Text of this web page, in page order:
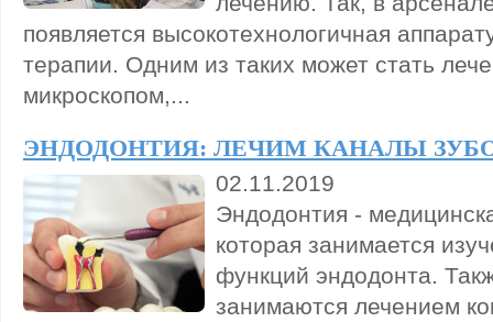
появляется высокотехнологичная
терапии. Одним из таких может стать
микроскопом,...
ЭНДОДОНТИЯ: ЛЕЧИМ КАНАЛЫ
02.11.2019
Эндодонтия -
которая занимается
функций эндодонта.
занимаются лечением